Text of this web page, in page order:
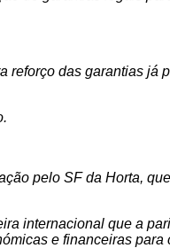
das garantias já
pelo SF da Horta,
internacional que a
e financeiras